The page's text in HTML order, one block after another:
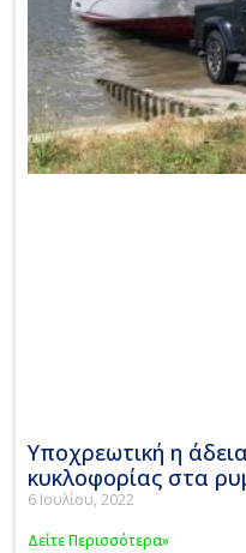
Υποχρεωτική η
κυκλοφορίας στα
6 Ιουλίου, 2022
Δείτε Περισσότερα»